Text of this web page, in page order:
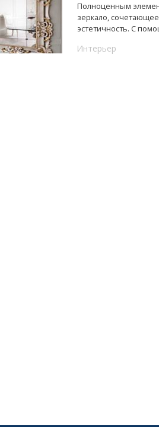
Полноценным
зеркало,
эстетичность. С
Интерьер